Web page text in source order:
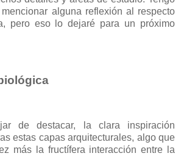
alguna reflexión al respecto
pero eso lo dejaré para un próximo
de destacar, la clara inspiración
estas capas arquitecturales, algo que
más la fructífera interacción entre la